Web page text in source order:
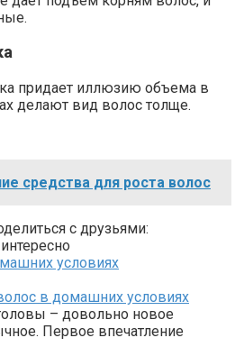
придает иллюзию объема в
делают вид волос толще.
средства для роста волос
с друзьями:
в домашних условиях
– довольно новое
Первое впечатление